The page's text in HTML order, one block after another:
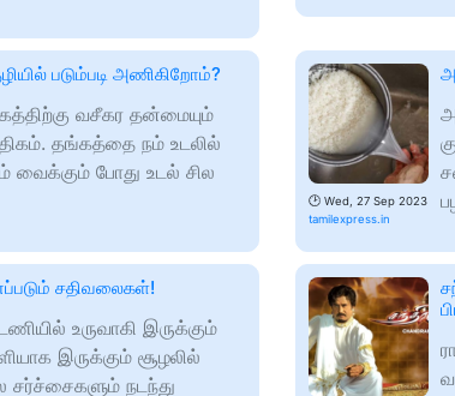
படும்படி அணிகிறோம்?
வசீகர தன்மையும்
தங்கத்தை நம் உடலில்
வைக்கும் போது உடல் சில
🕑 Wed, 27 Sep 2023
tamilexpress.in
சதிவலைகள்!
உருவாகி இருக்கும்
இருக்கும் சூழலில்
சர்ச்சைகளும் நடந்து